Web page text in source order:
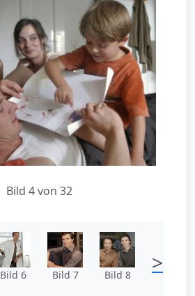
Bild 4 von 32
Bild 6 Bild 7 Bild 8 >